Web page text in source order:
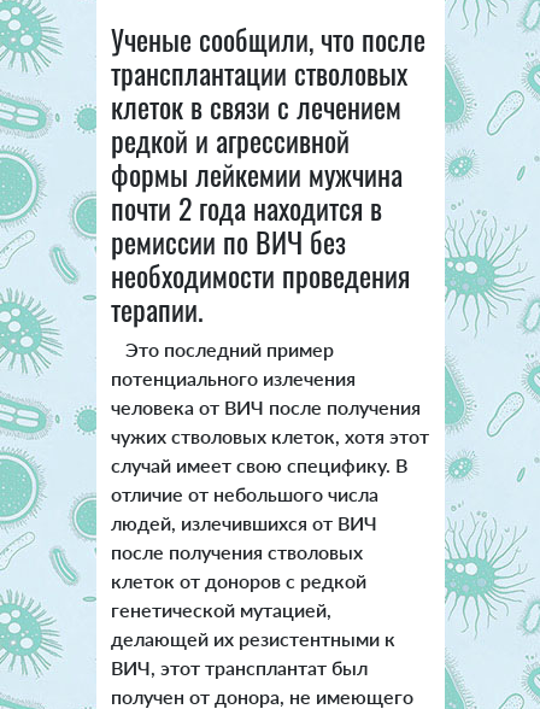
Ученые сообщили, что после
трансплантации стволовых
клеток в связи с лечением
редкой и агрессивной
формы лейкемии мужчина
почти 2 года находится в
ремиссии по ВИЧ без
необходимости проведения
терапии.
Это последний пример
потенциального излечения
человека от ВИЧ после получения
чужих стволовых клеток, хотя этот
случай имеет свою специфику. В
отличие от небольшого числа
людей, излечившихся от ВИЧ
после получения стволовых
клеток от доноров с редкой
генетической мутацией,
делающей их резистентными к
ВИЧ, этот трансплантат был
получен от донора, не имеющего